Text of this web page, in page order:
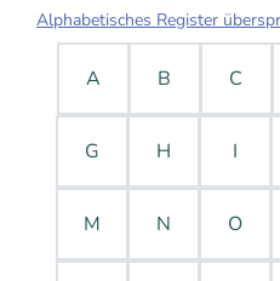
Alphabetisches Register
A B C
G H I
M N O